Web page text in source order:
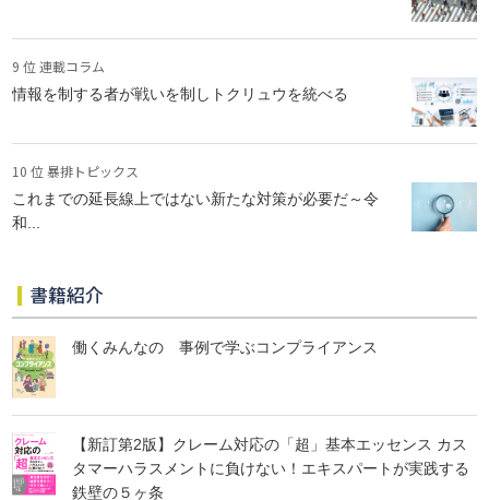
9 位 連載コラム
情報を制する者が戦いを制しトクリュウを統べる
10 位 暴排トピックス
これまでの延長線上ではない新たな対策が必要だ～令
和...
書籍紹介
働くみんなの 事例で学ぶコンプライアンス
【新訂第2版】クレーム対応の「超」基本エッセンス カス
タマーハラスメントに負けない！エキスパートが実践する
鉄壁の５ヶ条